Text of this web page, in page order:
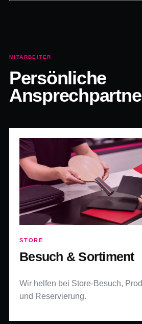
MITARBEITER
Persönliche
STORE
Besuch & Sortiment
Wir helfen bei Store-Besuch,
und Reservierung.